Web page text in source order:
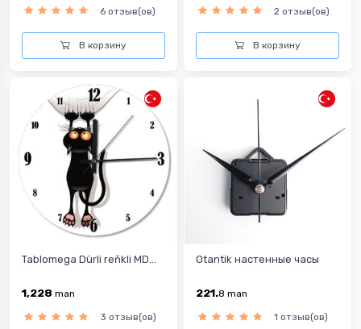
6 отзыв(ов)
В корзину
2 отзыв(ов)
В корзину
Tablomega Dürli reňkli MD...
1,228 man
3 отзыв(ов)
Otantik настенные часы
221.8 man
1 отзыв(ов)